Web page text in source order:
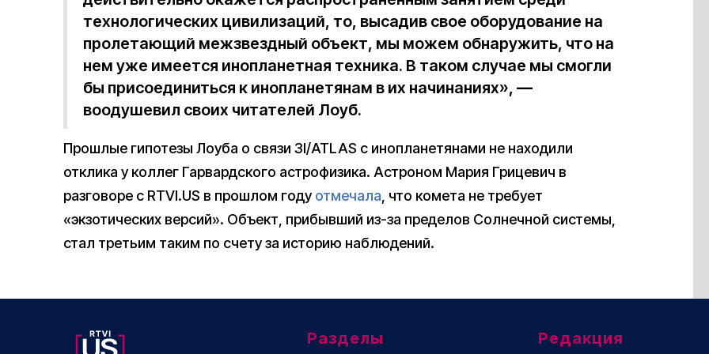
технологических цивилизаций, то, высадив свое оборудование на
пролетающий межзвездный объект, мы можем обнаружить, что на
нем уже имеется инопланетная техника. В таком случае мы смогли
бы присоединиться к инопланетянам в их начинаниях», —
воодушевил своих читателей Лоуб.
Прошлые гипотезы Лоуба о связи 3I/ATLAS с инопланетянами не находили
отклика у коллег Гарвардского астрофизика. Астроном Мария Грицевич в
разговоре с RTVI.US в прошлом годуотмечала, что комета не требует
«экзотических версий». Объект, прибывший из-за пределов Солнечной системы,
стал третьим таким по счету за историю наблюдений.
Разделы Редакция